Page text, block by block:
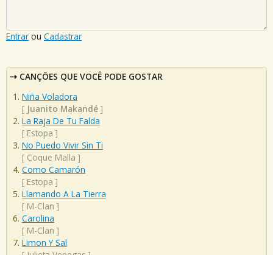
Entrar ou Cadastrar
CANÇÕES QUE VOCÊ PODE GOSTAR
Niña Voladora
[ Juanito Makandé ]
La Raja De Tu Falda
[ Estopa ]
No Puedo Vivir Sin Ti
[ Coque Malla ]
Como Camarón
[ Estopa ]
Llamando A La Tierra
[ M-Clan ]
Carolina
[ M-Clan ]
Limon Y Sal